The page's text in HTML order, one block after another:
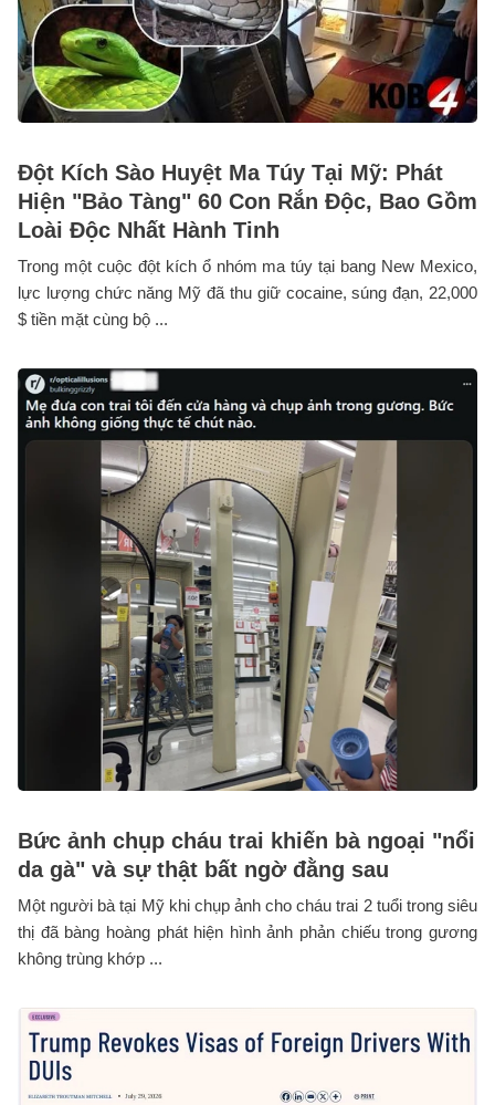
Đột Kích Sào Huyệt Ma Túy Tại Mỹ: Phát
Hiện "Bảo Tàng" 60 Con Rắn Độc, Bao Gồm
Loài Độc Nhất Hành Tinh
Trong một cuộc đột kích ổ nhóm ma túy tại bang New Mexico,
lực lượng chức năng Mỹ đã thu giữ cocaine, súng đạn, 22,000
$ tiền mặt cùng bộ ...
Bức ảnh chụp cháu trai khiến bà ngoại "nổi
da gà" và sự thật bất ngờ đằng sau
Một người bà tại Mỹ khi chụp ảnh cho cháu trai 2 tuổi trong siêu
thị đã bàng hoàng phát hiện hình ảnh phản chiếu trong gương
không trùng khớp ...